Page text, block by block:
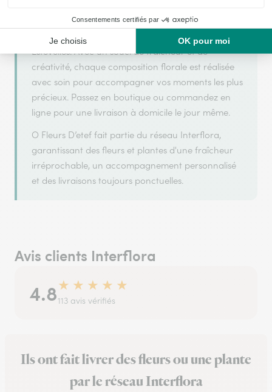
O Fleurs D’etef est un fleuriste artisan situé à
Estevelles. Avec un souci de fraîcheur et de
créativité, chaque composition florale est réalisée
avec soin pour accompagner vos moments les plus
précieux. Passez en boutique ou commandez en
ligne pour une livraison à domicile le jour même.
O Fleurs D’etef fait partie du réseau Interflora,
garantissant des fleurs et plantes d'une fraîcheur
irréprochable, un accompagnement personnalisé
et des livraisons toujours ponctuelles.
Avis clients Interflora
4.8★ ★ ★ ★ ★
113 avis vérifiés
Ils ont fait livrer des fleurs ou une plante
par le réseau Interflora